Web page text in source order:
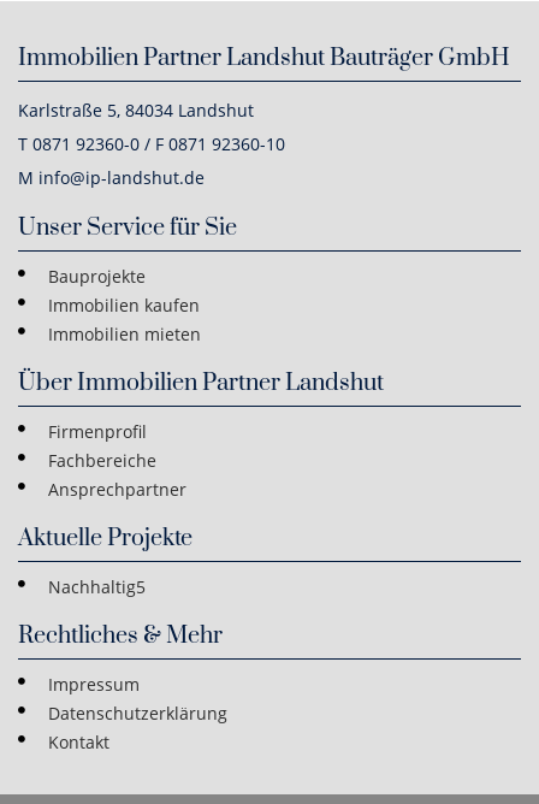
Immobilien Partner Landshut Bauträger GmbH
Karlstraße 5, 84034 Landshut
T 0871 92360-0 / F 0871 92360-10
M info@ip-landshut.de
Unser Service für Sie
Bauprojekte
Immobilien kaufen
Immobilien mieten
Über Immobilien Partner Landshut
Firmenprofil
Fachbereiche
Ansprechpartner
Aktuelle Projekte
Nachhaltig5
Rechtliches & Mehr
Impressum
Datenschutzerklärung
Kontakt